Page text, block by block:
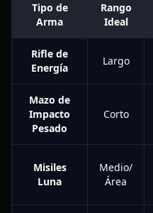
Tipo de
Arma
Rango
Ideal
Rifle de
Energía
Largo
Mazo de
Impacto
Pesado
Corto
Misiles
Luna
Medio/
Área